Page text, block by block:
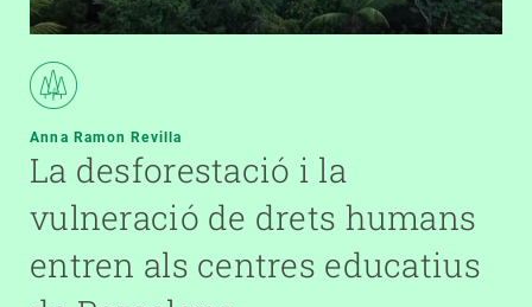
Anna Ramon Revilla
La desforestació i la
vulneració de drets humans
entren als centres educatius